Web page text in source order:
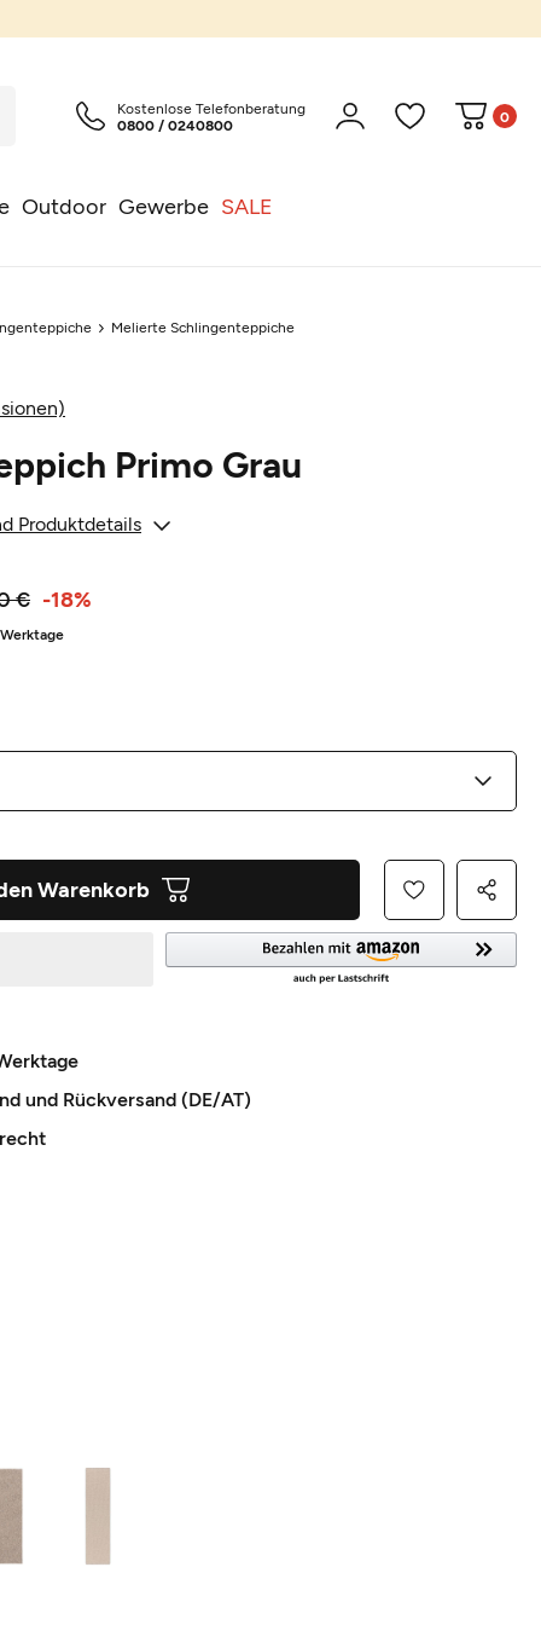
Outdoor Gewerbe SALE
Kostenlose Telefonberatung
0800 / 0240800
0
Melierte Schlingenteppiche
Primo Grau
Produktdetails
€ -18%
Warenkorb
und Rückversand (DE/AT)